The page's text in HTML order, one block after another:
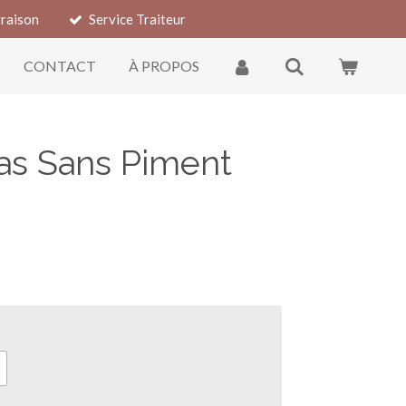
Service Traiteur
CONTACT À PROPOS
Sans Piment